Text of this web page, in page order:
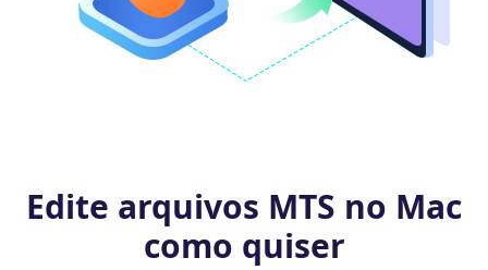
Edite arquivos MTS no Mac
como quiser